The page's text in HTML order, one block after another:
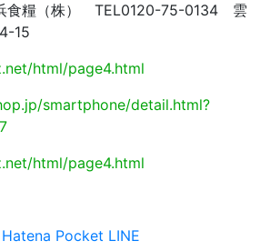
食糧（株） TEL0120-75-0134 雲
15
html/page4.html
smartphone/detail.html?
html/page4.html
Hatena Pocket LINE